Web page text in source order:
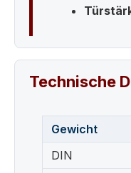
Technische
Gewicht
DIN